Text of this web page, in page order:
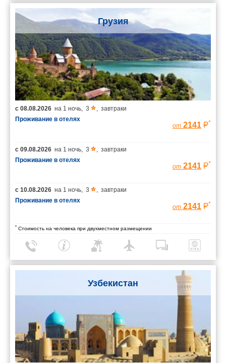
Грузия
с 08.08.2026 на 1 ночь, 3 , завтраки
Проживание в отелях
от 2141 *
с 09.08.2026 на 1 ночь, 3 , завтраки
Проживание в отелях
от 2141 *
с 10.08.2026 на 1 ночь, 3 , завтраки
Проживание в отелях
от 2141 *
* Стоимость на человека при двухместном размещении
Узбекистан